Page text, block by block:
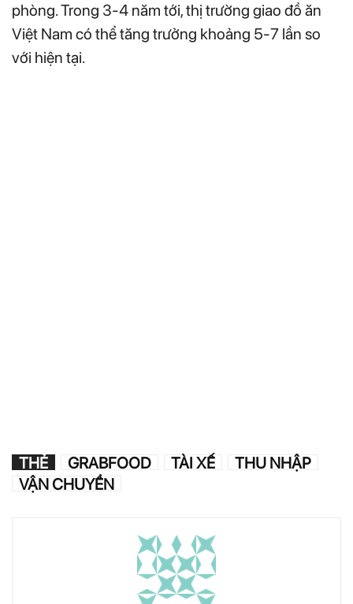
phòng. Trong 3-4 năm tới, thị trường giao đồ ăn
Việt Nam có thể tăng trưởng khoảng 5-7 lần so
với hiện tại.
THẺ GRABFOOD TÀI XẾ
THU NHẬP
VẬN CHUYỂN